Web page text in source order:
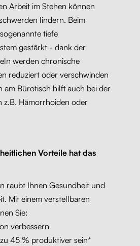
Arbeit im Stehen können
lindern. Beim
tiefe
gestärkt - dank der
werden chronische
reduziert oder verschwinden
am Bürotisch hilft auch bei der
z.B. Hämorrhoiden oder
Vorteile hat das
raubt Ihnen Gesundheit und
Mit einem verstellbaren
Sie:
verbessern
45 % produktiver sein*